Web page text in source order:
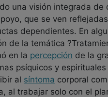
una visión integrada
que se ven
dependientes. En
de la temática
en la percepción de la
psíquicos y
al síntoma corporal
al trabajar solo con el